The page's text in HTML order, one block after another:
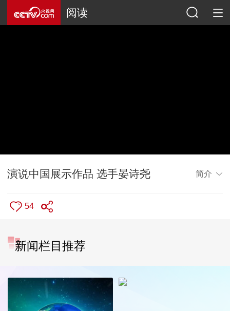
阅读
演说中国展示作品 选手晏诗尧 简介
54
新闻栏目推荐